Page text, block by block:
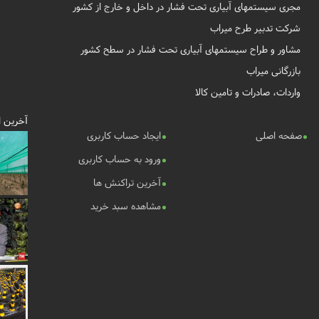
مجری سیستمهای آبیاری تحت فشار در داخل و خارج از کشور
شرکت تدبیر طرح میراب
مشاور و طراح سیستمهای آبیاری تحت فشار در سطح کشور
بازرگانی میراب
واردات، صادرات و تامین کالا
صفحه اصلی
ایجاد حساب کاربری
ورود به حساب کاربری
آخرین تراکنش ها
مشاهده سبد خرید
آخرین